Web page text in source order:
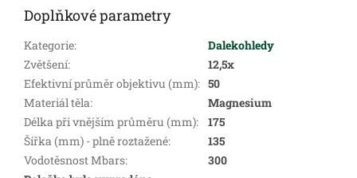
Doplňkové parametry
Kategorie:
Dalekohledy
Zvětšení:
12,5x
Efektivní průměr objektivu (mm): 50
Materiál těla:
Magnesium
Délka při vnějším průměru (mm):
175
Šířka (mm) - plně roztažené:
135
Vodotěsnost Mbars:
300